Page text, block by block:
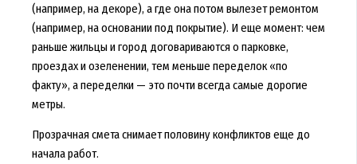
(например, на декоре), а где она потом вылезет ремонтом
(например, на основании под покрытие). И еще момент: чем
раньше жильцы и город договариваются о парковке,
проездах и озеленении, тем меньше переделок «по
факту», а переделки — это почти всегда самые дорогие
метры.
Прозрачная смета снимает половину конфликтов еще до
начала работ.